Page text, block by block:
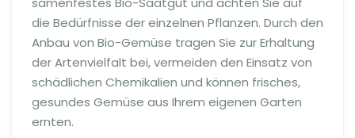
die Bedürfnisse der einzelnen Pflanzen. Durch den
Anbau von Bio-Gemüse tragen Sie zur Erhaltung
der Artenvielfalt bei, vermeiden den Einsatz von
schädlichen Chemikalien und können frisches,
gesundes Gemüse aus Ihrem eigenen Garten
ernten.